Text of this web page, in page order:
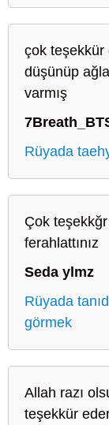
çok teşekkür
düşünüp
varmış
Rüyada
Çok
ferahlattınız
Seda ylmz
Rüyada
görmek
Allah razı
teşekkür